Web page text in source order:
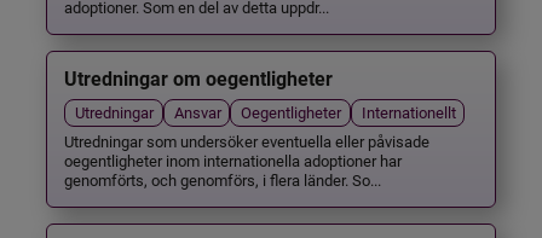
adoptioner. Som en del av detta uppdr...
Utredningar om oegentligheter
Utredningar Ansvar Oegentligheter
Internationellt
Utredningar som undersöker eventuella eller påvisade
oegentligheter inom internationella adoptioner har
genomförts, och genomförs, i flera länder. So...